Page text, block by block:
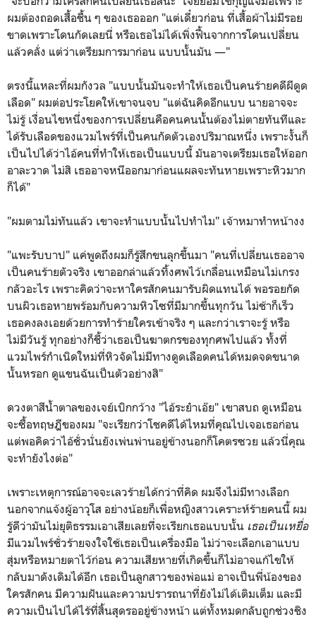
ผมต้องถอดเสื้อชื้น ๆ ของเธอออก "แต่เดี๋ยวก่อน ที่เสื้อผ้าไม่มีรอย
ขาดเพราะโดนกัดเลยนี่ หรือเธอไม่ได้เพิ่งฟื้นจากการโดนเปลี่ยน
แล้วคลั่ง แต่ว่าเตรียมการมาก่อน แบบนั้นมัน —"
ตรงนี้แหละที่ผมกังวล "แบบนั้นมันจะทำให้เธอเป็นคนร้ายคดีผีดูด
เลือด" ผมต่อประโยคให้เขาจนจบ "แต่ฉันคิดอีกแบบ นายอาจจะ
ไม่รู้ เงื่อนไขหนึ่งของการเปลี่ยนคือคนคนนั้นต้องไม่ตายทันทีและ
ได้รับเลือดของแวมไพร์ที่เป็นคนกัดตัวเองปริมาณหนึ่ง เพราะงั้นก็
เป็นไปได้ว่าไอ้คนที่ทำให้เธอเป็นแบบนี้ มันอาจเตรียมเธอให้ออก
อาละวาด ไม่สิ เธออาจหนีออกมาก่อนแผลจะทันหายเพราะหิวมาก
ก็ได้"
"ผมตามไม่ทันแล้ว เขาจะทำแบบนั้นไปทำไม" เจ้าหมาทำหน้างง
"แพะรับบาป" แค่พูดถึงผมก็รู้สึกขนลุกขึ้นมา "คนที่เปลี่ยนเธออาจ
เป็นคนร้ายตัวจริง เขาออกล่าแล้วทิ้งศพไว้เกลื่อนเหมือนไม่เกรง
กลัวอะไร เพราะคิดว่าจะหาใครสักคนมารับผิดแทนได้ พอรอยกัด
บนผิวเธอหายพร้อมกับความหิวโซที่มีมากขึ้นทุกวัน ไม่ช้าก็เร็ว
เธอคงลงเอยด้วยการทำร้ายใครเข้าจริง ๆ และกว่าเราจะรู้ หรือ
ไม่มีวันรู้ ทุกอย่างก็ชี้ว่าเธอเป็นฆาตกรของทุกศพไปแล้ว ทั้งที่
แวมไพร์กำเนิดใหม่ที่หิวจัดไม่มีทางดูดเลือดคนได้หมดจดขนาด
นั้นหรอก ดูแขนฉันเป็นตัวอย่างสิ"
ดวงตาสีน้ำตาลของเจย์เบิกกว้าง "ไอ้ระยำเอ๊ย" เขาสบถ ดูเหมือน
จะซื้อทฤษฎีของผม "จะเรียกว่าโชคดีได้ไหมที่คุณไปเจอเธอก่อน
แต่พอคิดว่าไอ้ชั่วนั่นยังเพ่นพ่านอยู่ข้างนอกก็โคตรซวย แล้วนี่คุณ
จะทำยังไงต่อ"
เพราะเหตุการณ์อาจจะเลวร้ายได้กว่าที่คิด ผมจึงไม่มีทางเลือก
นอกจากแจ้งผู้อาวุโส อย่างน้อยก็เพื่อหญิงสาวเคราะห์ร้ายคนนี้ ผม
รู้ดีว่ามันไม่ยุติธรรมเอาเสียเลยที่จะเรียกเธอแบบนั้น เธอเป็นเหยื่อ
มีแวมไพร์ชั่วร้ายจงใจใช้เธอเป็นเครื่องมือ ไม่ว่าจะเลือกเอาแบบ
สุ่มหรือหมายตาไว้ก่อน ความเสียหายที่เกิดขึ้นก็ไม่อาจแก้ไขให้
กลับมาดังเดิมได้อีก เธอเป็นลูกสาวของพ่อแม่ อาจเป็นพี่น้องของ
ใครสักคน มีความฝันและความปรารถนาที่ยังไม่ได้เติมเต็ม และมี
ความเป็นไปได้ไร้ที่สิ้นสุดรออยู่ข้างหน้า แต่ทั้งหมดกลับถูกช่วงชิง